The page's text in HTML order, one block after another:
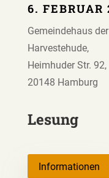
6. FEBRUAR
Gemeindehaus
Harvestehude,
Heimhuder Str. 92,
20148 Hamburg
Lesung
Informationen